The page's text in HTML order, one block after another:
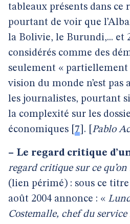
tableaux présents dans ce
pourtant de voir que
la Bolivie, le Burundi,... et
considérés comme des
seulement « partiellement
vision du monde n’est pas
les journalistes, pourtant
la complexité sur les
économiques 7 . [ Pablo
– Le regard critique
regard critique sur ce
(lien périmé) : sous ce
août 2004 annonce : «
Costemalle, chef du service